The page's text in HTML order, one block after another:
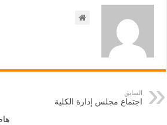
السابق
اجتماع مجلس إدارة الكلية